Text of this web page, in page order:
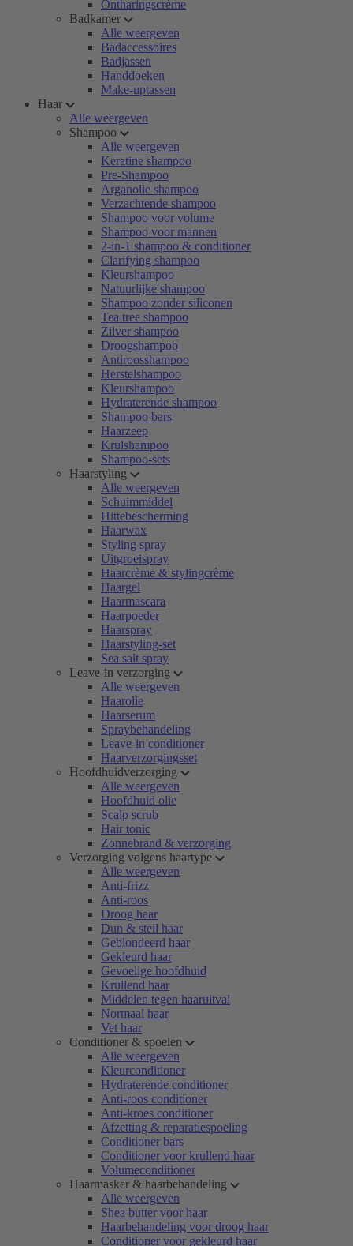
Ontharingscrème
Badkamer
Alle weergeven
Badaccessoires
Badjassen
Handdoeken
Make-uptassen
Haar
Alle weergeven
Shampoo
Alle weergeven
Keratine shampoo
Pre-Shampoo
Arganolie shampoo
Verzachtende shampoo
Shampoo voor volume
Shampoo voor mannen
2-in-1 shampoo & conditioner
Clarifying shampoo
Kleurshampoo
Natuurlijke shampoo
Shampoo zonder siliconen
Tea tree shampoo
Zilver shampoo
Droogshampoo
Antiroosshampoo
Herstelshampoo
Kleurshampoo
Hydraterende shampoo
Shampoo bars
Haarzeep
Krulshampoo
Shampoo-sets
Haarstyling
Alle weergeven
Schuimmiddel
Hittebescherming
Haarwax
Styling spray
Uitgroeispray
Haarcrème & stylingcrème
Haargel
Haarmascara
Haarpoeder
Haarspray
Haarstyling-set
Sea salt spray
Leave-in verzorging
Alle weergeven
Haarolie
Haarserum
Spraybehandeling
Leave-in conditioner
Haarverzorgingsset
Hoofdhuidverzorging
Alle weergeven
Hoofdhuid olie
Scalp scrub
Hair tonic
Zonnebrand & verzorging
Verzorging volgens haartype
Alle weergeven
Anti-frizz
Anti-roos
Droog haar
Dun & steil haar
Geblondeerd haar
Gekleurd haar
Gevoelige hoofdhuid
Krullend haar
Middelen tegen haaruitval
Normaal haar
Vet haar
Conditioner & spoelen
Alle weergeven
Kleurconditioner
Hydraterende conditioner
Anti-roos conditioner
Anti-kroes conditioner
Afzetting & reparatiespoeling
Conditioner bars
Conditioner voor krullend haar
Volumeconditioner
Haarmasker & haarbehandeling
Alle weergeven
Shea butter voor haar
Haarbehandeling voor droog haar
Conditioner voor gekleurd haar